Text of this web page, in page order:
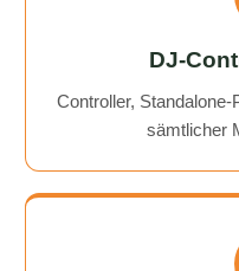
DJ-
Controller,
sämtlicher